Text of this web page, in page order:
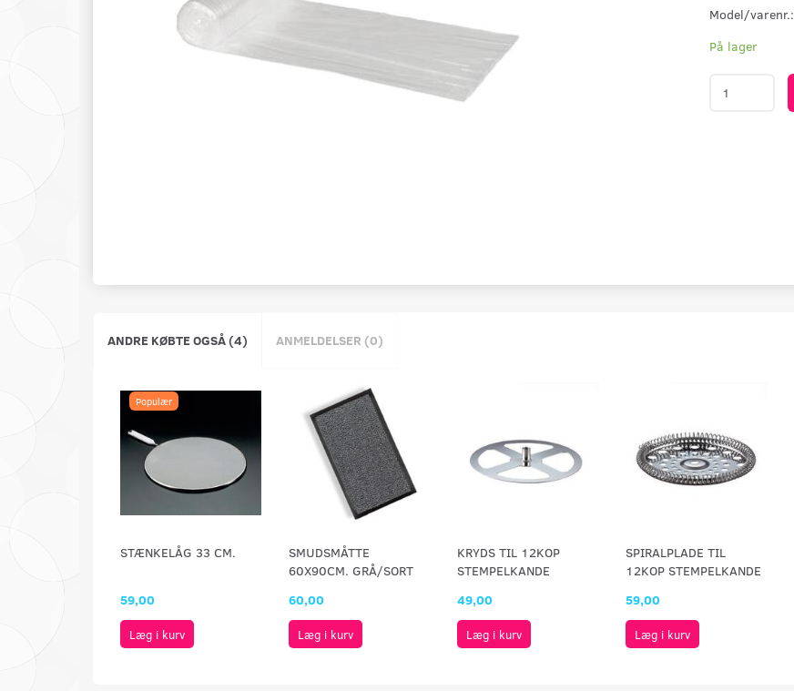
Model/varenr.:
På lager
ANDRE KØBTE OGSÅ (4) ANMELDELSER (0)
Populær
STÆNKELÅG 33 CM.
59,00
Læg i kurv
SMUDSMÅTTE
60X90CM. GRÅ/SORT
60,00
Læg i kurv
KRYDS TIL 12KOP
STEMPELKANDE
49,00
Læg i kurv
SPIRALPLADE TIL
12KOP STEMPELKANDE
59,00
Læg i kurv